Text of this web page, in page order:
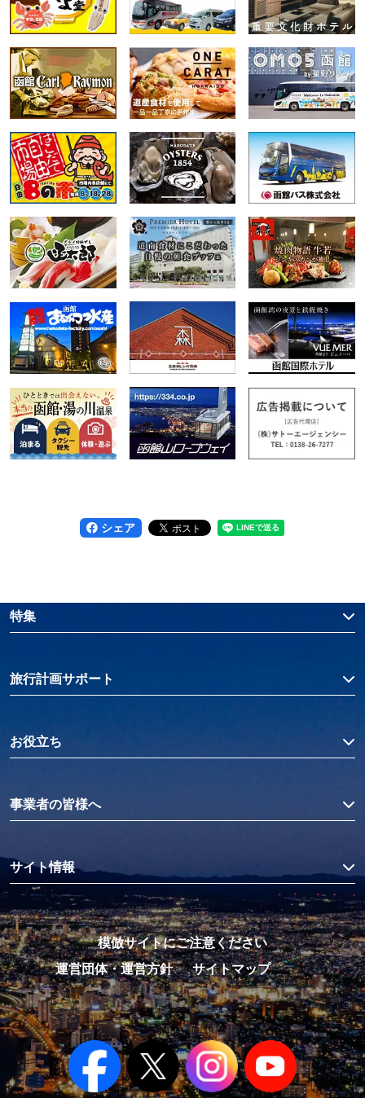
シェア
特集
旅行計画サポート
お役立ち
事業者の皆様へ
サイト情報
模倣サイトにご注意ください
運営団体・運営方針
サイトマップ